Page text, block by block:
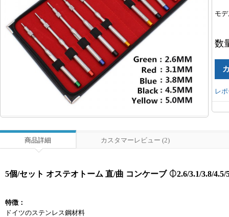
モ
数
レ
商品詳細 カスタマーレビュー (2)
5個/セット オステオトーム 直/曲 ​コンケーブ ⏀2.6/3.1/3.8/4.5/
特徴：
ドイツのステンレス鋼材料